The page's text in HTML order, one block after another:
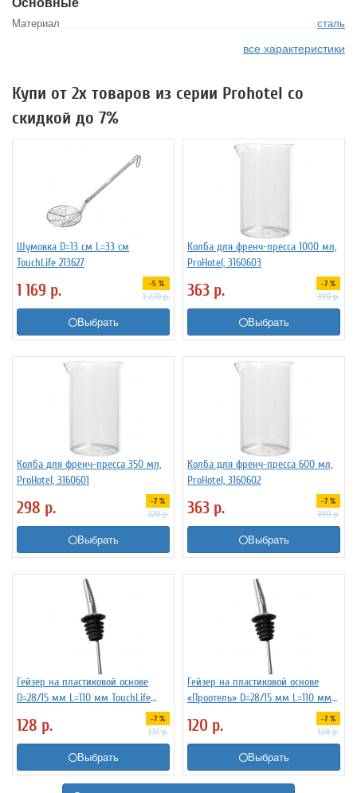
Материал сталь
все характеристики
Купи от 2х товаров из серии Prohotel со
скидкой до 7%
Шумовка D=13 см L=33 см
TouchLife 213627
1 169 р. -5 %
1 230р.
Выбрать
Колба для френч-пресса 1000 мл,
ProHotel, 3160603
363 р. -7 %
390р.
Выбрать
Колба для френч-пресса 350 мл,
ProHotel, 3160601
298 р. -7 %
320р.
Выбрать
Колба для френч-пресса 600 мл,
ProHotel, 3160602
363 р. -7 %
390р.
Выбрать
Гейзер на пластиковой основе
D=28/15 мм L=110 мм TouchLife
128 р. -7 %
137р.
Выбрать
Гейзер на пластиковой основе
«Проотель» D=28/15 мм L=110 мм
120 р. -7 %
128р.
Выбрать